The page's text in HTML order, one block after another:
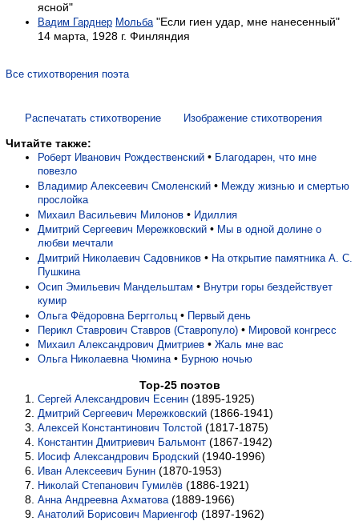
ясной"
Вадим Гарднер Мольба "Если гиен удар, мне нанесенный"
14 марта, 1928 г. Финляндия
Все стихотворения поэта
Распечатать стихотворение Изображение стихотворения
Читайте также:
Роберт Иванович Рождественский • Благодарен, что мне
повезло
Владимир Алексеевич Смоленский • Между жизнью и смертью
прослойка
Михаил Васильевич Милонов • Идиллия
Дмитрий Сергеевич Мережковский • Мы в одной долине о
любви мечтали
Дмитрий Николаевич Садовников • На открытие памятника А. С.
Пушкина
Осип Эмильевич Мандельштам • Внутри горы бездействует
кумир
Ольга Фёдоровна Берггольц • Первый день
Перикл Ставрович Ставров (Ставропуло) • Мировой конгресс
Михаил Александрович Дмитриев • Жаль мне вас
Ольга Николаевна Чюмина • Бурною ночью
Top-25 поэтов
Сергей Александрович Есенин (1895-1925)
Дмитрий Сергеевич Мережковский (1866-1941)
Алексей Константинович Толстой (1817-1875)
Константин Дмитриевич Бальмонт (1867-1942)
Иосиф Александрович Бродский (1940-1996)
Иван Алексеевич Бунин (1870-1953)
Николай Степанович Гумилёв (1886-1921)
Анна Андреевна Ахматова (1889-1966)
Анатолий Борисович Мариенгоф (1897-1962)